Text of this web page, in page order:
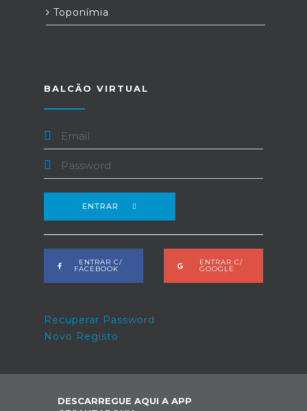
Toponímia
BALCÃO VIRTUAL
ENTRAR
ENTRAR C/
FACEBOOK
ENTRAR C/
GOOGLE
Recuperar Password
Novo Registo
DESCARREGUE AQUI A APP